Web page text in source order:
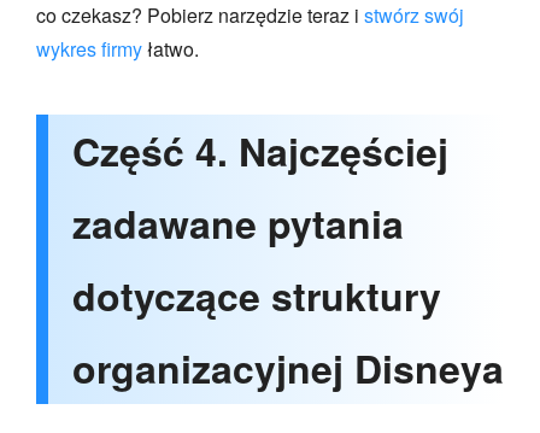
co czekasz? Pobierz narzędzie teraz i stwórz swój
wykres firmyłatwo.
Część 4. Najczęściej
zadawane pytania
dotyczące struktury
organizacyjnej Disneya